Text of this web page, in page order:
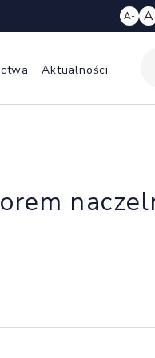
A- A
Aktualności